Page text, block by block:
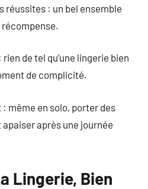
réussites : un bel ensemble
de tel qu’une lingerie bien
de complicité.
même en solo, porter des
après une journée
Lingerie, Bien